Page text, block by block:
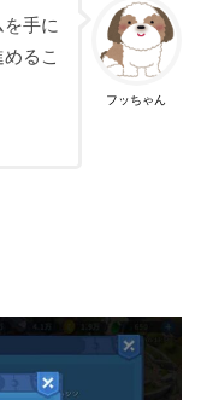
フッちゃん
手に
るこ